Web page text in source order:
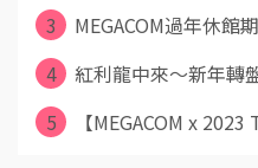
3
MEGACOM過年休館
4
紅利龍中來～新年轉
5
【MEGACOM x